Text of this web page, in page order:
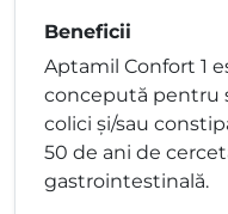
Beneficii
Aptamil Confort 1
concepută pentru
colici și/sau
50 de ani de
gastrointestinală.